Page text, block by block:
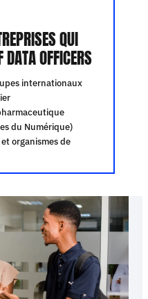
QUI
DATA OFFICERS
internationaux
du Numérique)
organismes de